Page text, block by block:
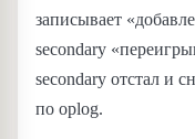
записывает
secondary
secondary отстал и
по oplog.